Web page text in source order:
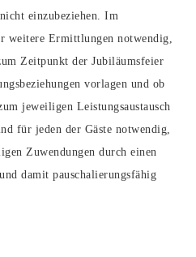
einzubeziehen. Im
weitere Ermittlungen notwendig,
Zeitpunkt der Jubiläumsfeier
vorlagen und ob
jeweiligen Leistungsaustausch
für jeden der Gäste notwendig,
Zuwendungen durch einen
damit pauschalierungsfähig